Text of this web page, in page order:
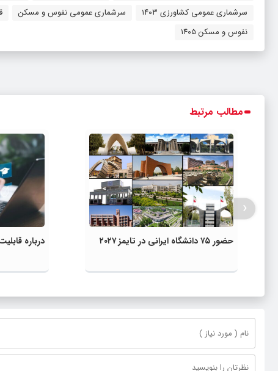
سرشماری عمومی کشاورزی ۱۴۰۳
سرشماری عمومی نفوس و مسکن
نفوس و مسکن ۱۴۰۵
مطالب مرتبط
حضور ۷۵ دانشگاه ایرانی در تایمز ۲۰۲۷
درباره
‹